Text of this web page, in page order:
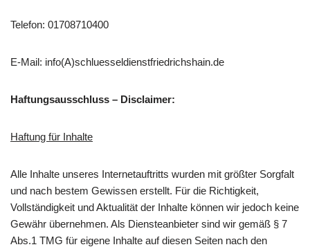
Telefon: 01708710400
E-Mail: info(A)schluesseldienstfriedrichshain.de
Haftungsausschluss – Disclaimer:
Haftung für Inhalte
Alle Inhalte unseres Internetauftritts wurden mit größter Sorgfalt
und nach bestem Gewissen erstellt. Für die Richtigkeit,
Vollständigkeit und Aktualität der Inhalte können wir jedoch keine
Gewähr übernehmen. Als Diensteanbieter sind wir gemäß § 7
Abs.1 TMG für eigene Inhalte auf diesen Seiten nach den